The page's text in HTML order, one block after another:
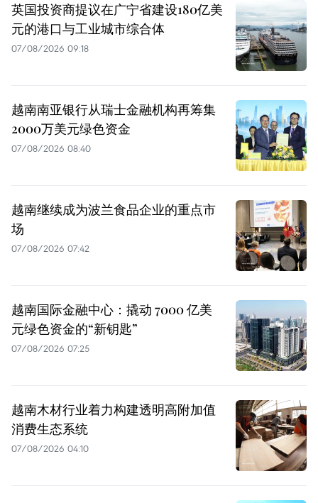
英国投资商提议在广宁省建设180亿美
元的港口与工业城市综合体
07/08/2026 09:18
越南南亚银行从瑞士金融机构再筹集
2000万美元绿色资金
07/08/2026 08:40
越南继续成为波兰食品企业的重点市
场
07/08/2026 07:42
越南国际金融中心：撬动 7000 亿美
元绿色资金的“新钥匙”
07/08/2026 07:25
越南木材行业着力构建透明高附加值
消费生态系统
07/08/2026 04:10